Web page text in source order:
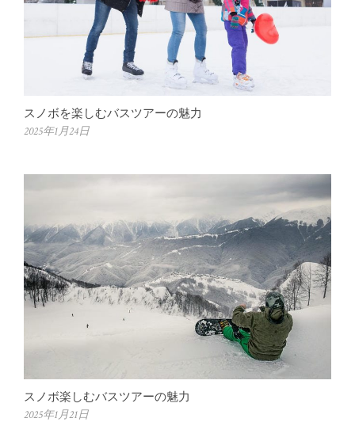
スノボを楽しむバスツアーの魅力
2025年1月24日
スノボ楽しむバスツアーの魅力
2025年1月21日